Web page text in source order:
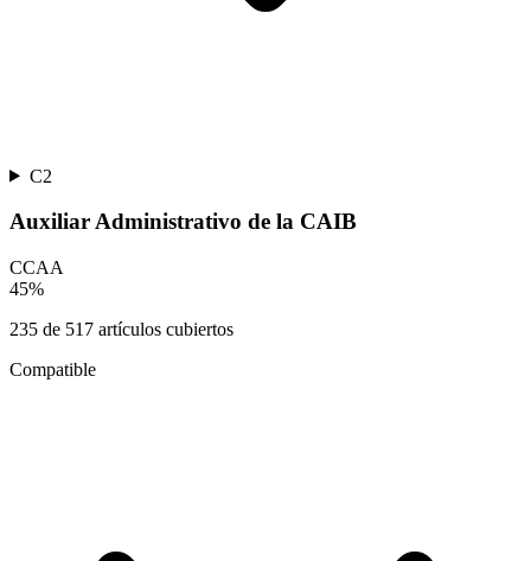
C2
Auxiliar Administrativo de la CAIB
CCAA
45%
235 de 517 artículos cubiertos
Compatible